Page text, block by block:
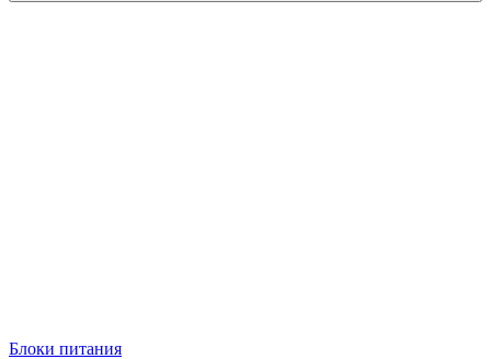
Блоки питания